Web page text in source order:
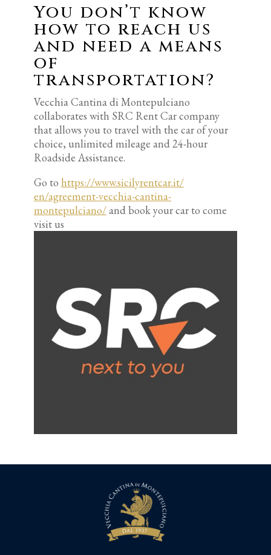
You don’t know
how to reach us
and need a means
of
transportation?
Vecchia Cantina di Montepulciano
collaborates with SRC Rent Car company
that allows you to travel with the car of your
choice, unlimited mileage and 24-hour
Roadside Assistance.
Go to https://www.sicilyrentcar.it/
en/agreement-vecchia-cantina-
montepulciano/and book your car to come
visit us